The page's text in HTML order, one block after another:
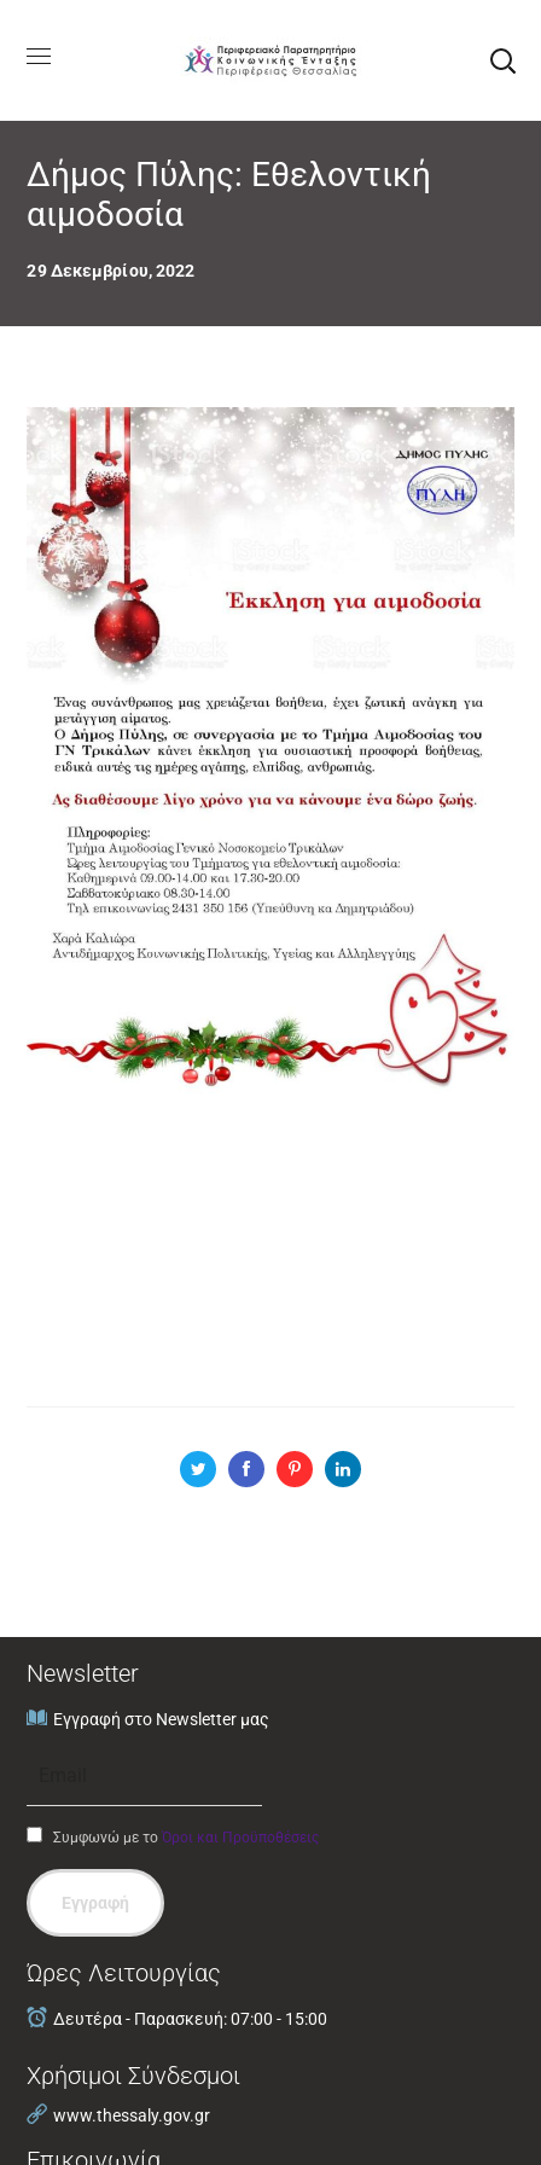
Δήμος Πύλης: Εθελοντική
αιμοδοσία
29 Δεκεμβρίου, 2022
Newsletter
Εγγραφή στο Newsletter μας
Συμφωνώ με τοΌροι και Προϋποθέσεις
Εγγραφή
Ώρες Λειτουργίας
Δευτέρα - Παρασκευή: 07:00 - 15:00
Χρήσιμοι Σύνδεσμοι
www.thessaly.gov.gr